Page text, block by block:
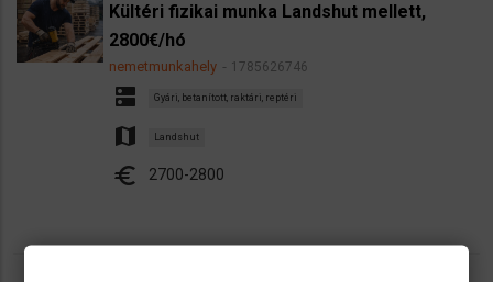
Kültéri fizikai munka Landshut mellett,
2800€/hó
nemetmunkahely 1785626746
dns Gyári, betanított, raktári, reptéri
map Landshut
euro 2700-2800